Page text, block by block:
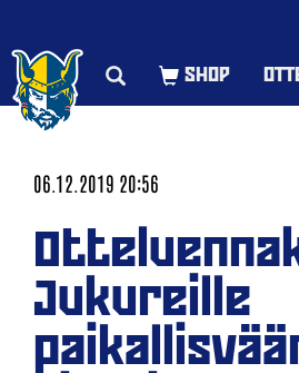
06.12.2019 20:56
Jukureille